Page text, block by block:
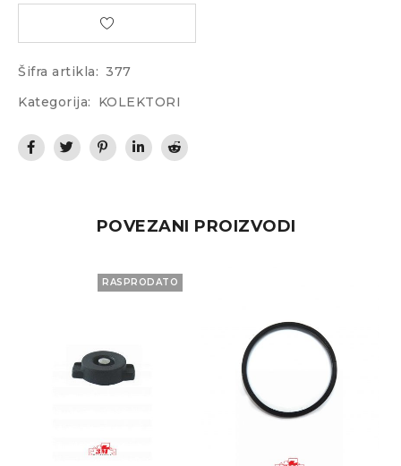
Šifra artikla: 377
Kategorija:
KOLEKTORI
POVEZANI PROIZVODI
RASPRODATO